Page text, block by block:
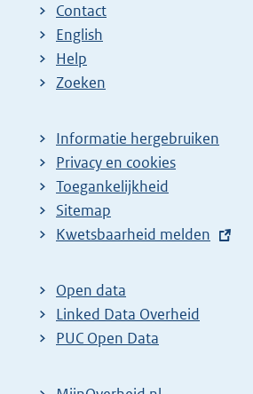
Contact
English
Help
Zoeken
Informatie hergebruiken
Privacy en cookies
Toegankelijkheid
Sitemap
E
t
e
r
Kwetsbaarheid melden
Open data
Linked Data Overheid
PUC Open Data